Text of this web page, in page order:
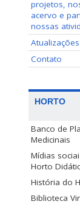
projetos,
acervo e
nossas
Atualizações
Contato
HORTO
Banco de
Medicinais
Mídias
Horto
História do
Biblioteca